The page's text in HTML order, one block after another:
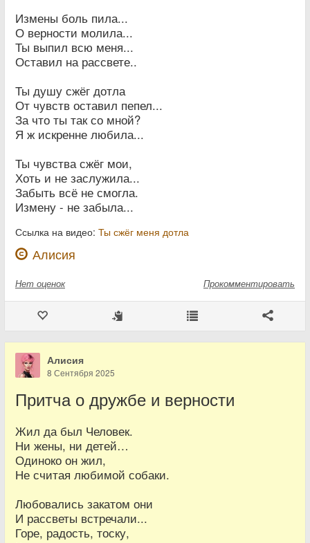
Измены боль пила...
О верности молила...
Ты выпил всю меня...
Оставил на рассвете..
Ты душу сжёг дотла
От чувств оставил пепел...
За что ты так со мной?
Я ж искренне любила...
Ты чувства сжёг мои,
Хоть и не заслужила...
Забыть всё не смогла.
Измену - не забыла...
Ссылка на видео: Ты сжёг меня дотла
Алисия
Нет оценок Прокомментировать
Алисия
8 Сентября 2025
Притча о дружбе и верности
Жил да был Человек.
Ни жены, ни детей…
Одиноко он жил,
Не считая любимой собаки.
Любовались закатом они
И рассветы встречали...
Горе, радость, тоску,